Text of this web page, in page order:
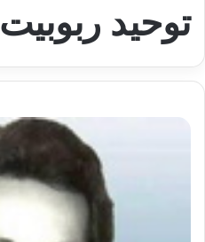
توحید ربوبیت